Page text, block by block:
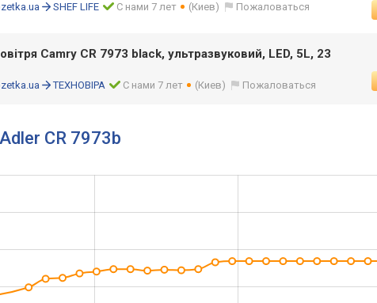
SHEF LIFE С нами 7 лет (Киев) Пожаловаться
Camry CR 7973 black, ультразвуковий, LED, 5L, 23
ТЕХНОВІРА С нами 7 лет (Киев) Пожаловаться
CR 7973b